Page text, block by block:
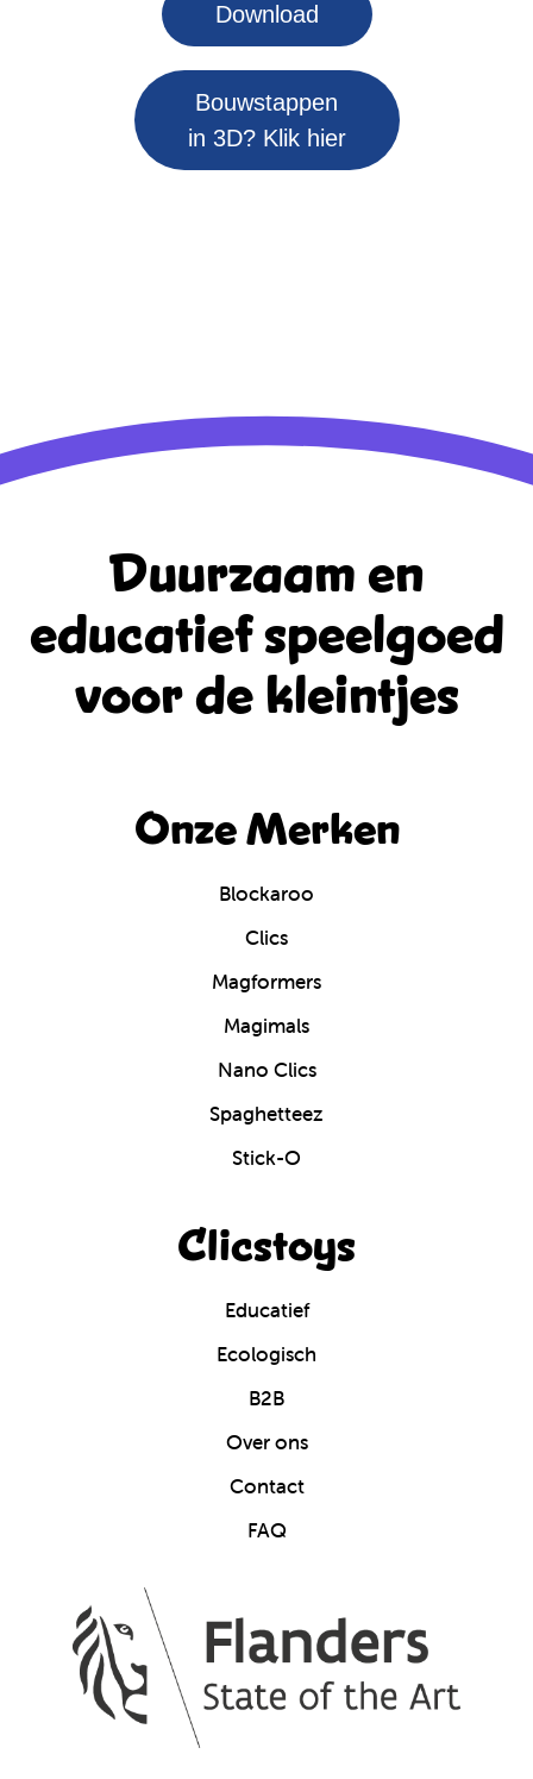
Download
Bouwstappen
in 3D? Klik hier
Duurzaam en
educatiefspeelgoed
voor de kleintjes
Onze Merken
Blockaroo
Clics
Magformers
Magimals
Nano Clics
Spaghetteez
Stick-O
Clicstoys
Educatief
Ecologisch
B2B
Over ons
Contact
FAQ